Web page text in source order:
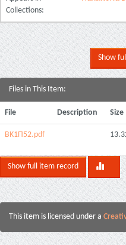
Collections:
Show
Files in This Item:
File Description Size
ΒΚ1Π52.pdf
Show full item record
This item is licensed under a